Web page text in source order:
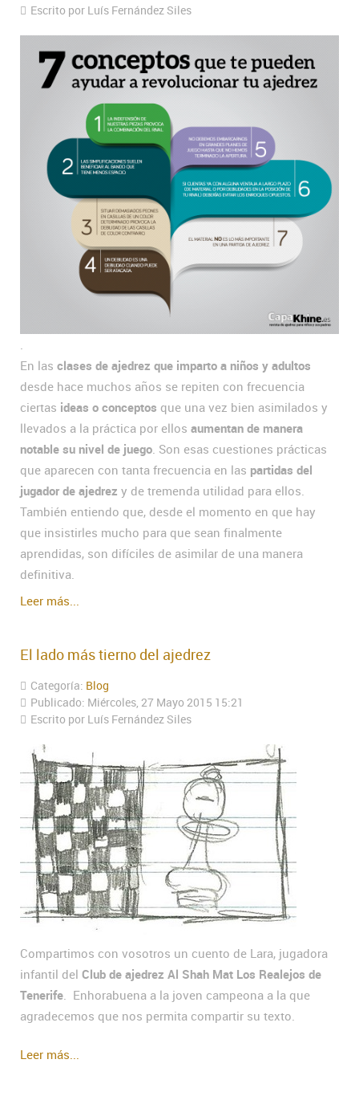
Escrito por Luís Fernández Siles
En las clases de ajedrez que imparto a niños y adultos
desde hace muchos años se repiten con frecuencia
ciertas ideas o conceptos que una vez bien asimilados y
llevados a la práctica por ellos aumentan de manera
notable su nivel de juego . Son esas cuestiones prácticas
que aparecen con tanta frecuencia en las partidas del
jugador de ajedrez y de tremenda utilidad para ellos.
También entiendo que, desde el momento en que hay
que insistirles mucho para que sean finalmente
aprendidas, son difíciles de asimilar de una manera
definitiva.
Leer más...
El lado más tierno del ajedrez
Categoría: Blog
Publicado: Miércoles, 27 Mayo 2015 15:21
Escrito por Luís Fernández Siles
Compartimos con vosotros un cuento de Lara, jugadora
infantil del Club de ajedrez Al Shah Mat Los Realejos de
Tenerife . Enhorabuena a la joven campeona a la que
agradecemos que nos permita compartir su texto.
Leer más...